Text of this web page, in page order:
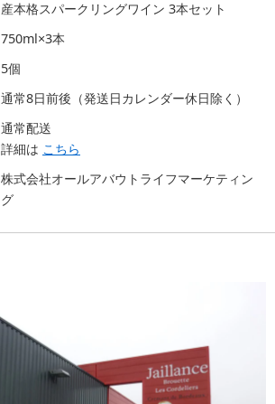
産本格スパークリングワイン 3本セット
750ml×3本
5個
通常8日前後（発送日カレンダー休日除く）
通常配送
詳細は こちら
株式会社オールアバウトライフマーケティン
グ